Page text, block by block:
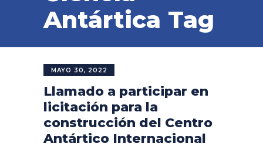
Antártica Tag
MAYO 30, 2022
Llamado a participar en
licitación para la
construcción del Centro
Antártico Internacional